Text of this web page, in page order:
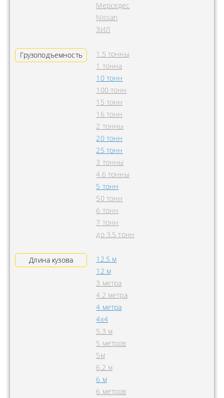
Мерседес
Nissan
ЗИЛ
Грузоподъемность
1.5 тонны
1 тонна
10 тонн
100 тонн
15 тонн
16 тонн
2 тонны
20 тонн
25 тонн
3 тонны
4.6 тонны
5 тонн
50 тонн
6 тонн
7 тонн
до 3.5 тонн
Длина кузова
12.5 м
12 м
3 метра
4.2 метра
4 метра
4x4
5.3 м
5 метров
5м
6.2 м
6 м
6 метров